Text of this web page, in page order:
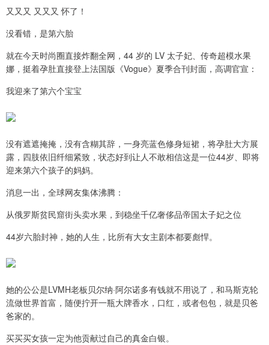
又又又 又又又 怀了！
没看错，是第六胎
就在今天时尚圈直接炸翻全网，44 岁的 LV 太子妃、传奇超模水果
娜，挺着孕肚直接登上法国版《Vogue》夏季合刊封面，高调官宣：
我迎来了第六个宝宝
没有遮遮掩掩，没有含糊其辞，一身亮蓝色修身短裙，将孕肚大方展
露，四肢依旧纤细紧致，状态好到让人不敢相信这是一位44岁、即将
迎来第六个孩子的妈妈。
消息一出，全球网友集体沸腾：
从俄罗斯贫民窟街头卖水果，到稳坐千亿奢侈品帝国太子妃之位
44岁六胎封神，她的人生，比所有大女主剧本都要彪悍。
她的公公是LVMH老板贝尔纳·阿尔诺多有钱就不用说了，和马斯克轮
流做世界首富，随便拧开一瓶大牌香水，口红，或者包包，就是贝爸
爸家的。
买买买女孩一定为他贡献过自己的真金白银。